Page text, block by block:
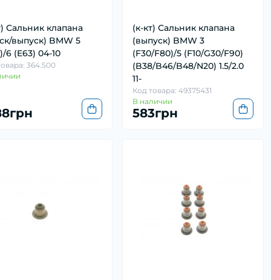
Сальник клапана
выпуск) BMW 5
6 (E63) 04-10
364.500
(к-кт) Сальник клапана
(выпуск) BMW 3
(F30/F80)/5 (F10/G30/F90)
(B38/B46/B48/N20) 1.5/2.0
11-
Код товара: 49375431
В наличии
583грн